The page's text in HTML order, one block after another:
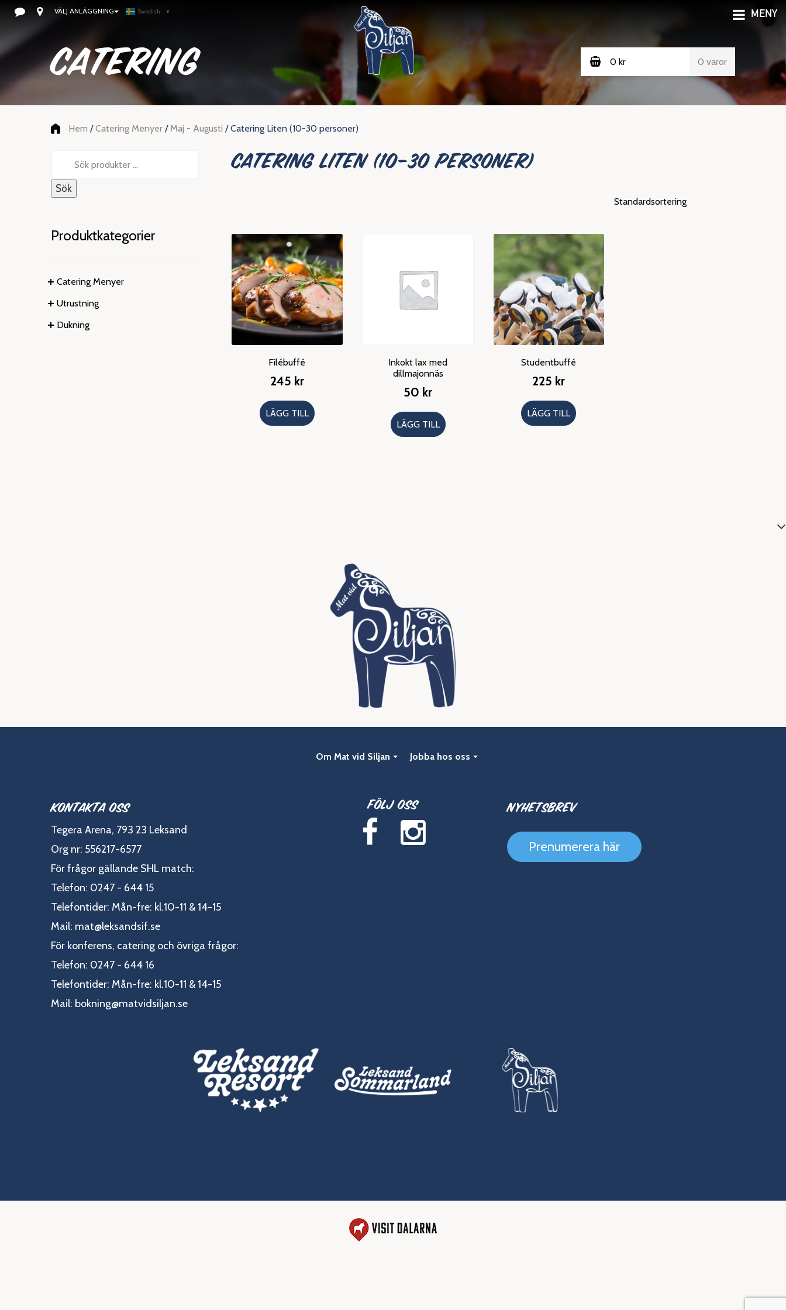
VÄLJ ANLÄGGNING Swedish ▼ MENY
CATERING 0 kr 0 varor
Hem /Catering Menyer / Maj - Augusti / Catering Liten (10-30 personer)
efter:
Sök
Produktkategorier
Catering Menyer
Utrustning
Dukning
CATERING LITEN (10-30 PERSONER)
Filébuffé
245 kr
LÄGG TILL
Inkokt lax med
dillmajonnäs
50 kr
LÄGG TILL
Studentbuffé
225 kr
LÄGG TILL
Om Mat vid Siljan Jobba hos oss
Kontakta oss
Tegera Arena, 793 23 Leksand
Org nr: 556217-6577
För frågor gällande SHL match:
Telefon: 0247 - 644 15
Telefontider: Mån-fre: kl.10-11 & 14-15
Mail: mat@leksandsif.se
För konferens, catering och övriga frågor:
Telefon: 0247 - 644 16
Telefontider: Mån-fre: kl.10-11 & 14-15
Mail: bokning@matvidsiljan.se
Följ oss Nyhetsbrev